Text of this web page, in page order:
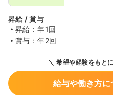
昇給 / 賞与
昇給：年1回
賞与：年2回
希望や経験をもと
給与や働き方